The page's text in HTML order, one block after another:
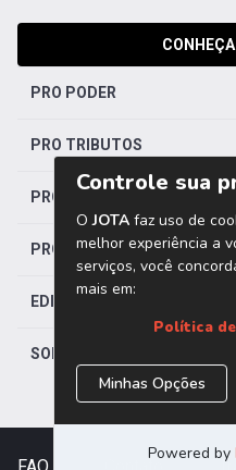
PRO PODER
PRO TRIBUTOS
PRO TRABALHISTA
PRO SAÚDE
EDITORIAS
SOBRE O JOTA